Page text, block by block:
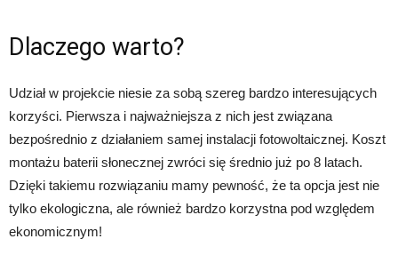
Dlaczego warto?
Udział w projekcie niesie za sobą szereg bardzo interesujących
korzyści. Pierwsza i najważniejsza z nich jest związana
bezpośrednio z działaniem samej instalacji fotowoltaicznej. Koszt
montażu baterii słonecznej zwróci się średnio już po 8 latach.
Dzięki takiemu rozwiązaniu mamy pewność, że ta opcja jest nie
tylko ekologiczna, ale również bardzo korzystna pod względem
ekonomicznym!